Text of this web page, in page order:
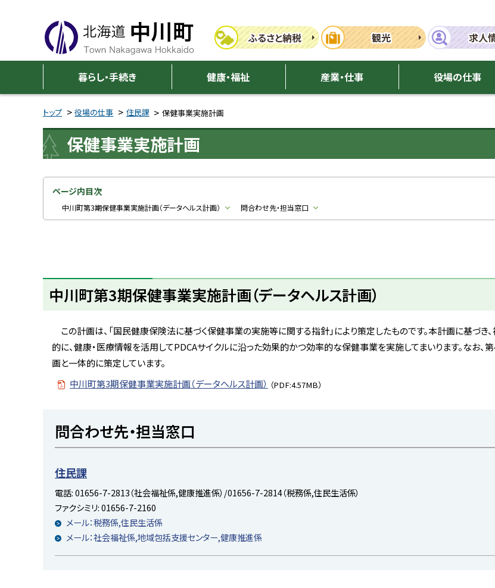
メ
ュ
中
川
町
ふるさと納税 観光 求人
暮らし・手続き 健康・福祉 産業・仕事 役場の仕事
トップ 役場の仕事 住民課 保健事業実施計画
保健事業実施計画
ページ内目次
中川町第3期保健事業実施計画（データヘルス計画） 問合わせ先・担当窓口
中川町第3期保健事業実施計画（データヘルス計画）
この計画は、「国民健康保険法に基づく保健事業の実施等に関する指針」により策定したものです。本計画に基づき
的に、健康・医療情報を活用してPDCAサイクルに沿った効果的かつ効率的な保健事業を実施してまいります。なお
画と一体的に策定しています。
中川町第3期保健事業実施計画（データヘルス計画） （PDF:4.57MB）
ッ
プ
に
戻
る
問合わせ先・担当窓口
住民課
電話:01656-7-2813（社会福祉係,健康推進係）/01656-7-2814（税務係,住民生活係）
ファクシミリ:01656-7-2160
メール：税務係,住民生活係
メール：社会福祉係,地域包括支援センター,健康推進係
戻
メ